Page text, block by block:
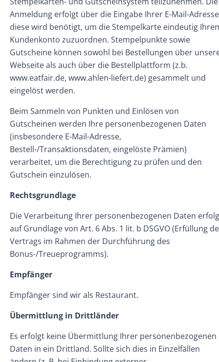
Anmeldung erfolgt über die Eingabe Ihrer E-Mail-
diese wird benötigt, um die Stempelkarte eindeutig
Kundenkonto zuzuordnen. Stempelpunkte sowie
Gutscheine können sowohl bei Bestellungen über
Webseite als auch über die Bestellplattform (z.b.
www.eatfair.de, www.ahlen-liefert.de) gesammelt und
eingelöst werden.
Beim Sammeln von Punkten und Einlösen von
Gutscheinen werden Ihre personenbezogenen Daten
(insbesondere E-Mail-Adresse,
Bestell-/Transaktionsdaten, eingelöste Prämien)
verarbeitet, um die Berechtigung zu prüfen und den
Gutschein einzulösen.
Rechtsgrundlage
Die Verarbeitung Ihrer personenbezogenen Daten
auf Grundlage von Art. 6 Abs. 1 lit. b DSGVO (Erfüllung
Vertrags im Rahmen der Durchführung des
Bonus-/Treueprogramms).
Empfänger
Empfänger sind wir als Restaurant.
Übermittlung in Drittländer
Es erfolgt keine Übermittlung Ihrer personenbezogenen
Daten in ein Drittland. Sollte sich dies in Einzelfällen